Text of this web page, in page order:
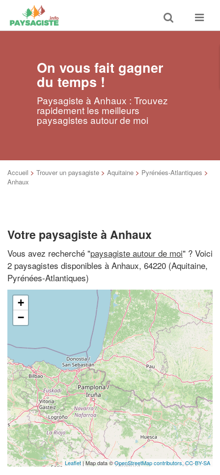
Toggle
search
Toggle
On vous fait gagner
du temps !
Paysagiste à Anhaux : Trouvez
rapidement les meilleurs
paysagistes autour de moi
Accueil > Trouver un paysagiste > Aquitaine > Pyrénées-Atlantiques >
Anhaux
Votre paysagiste à Anhaux
Vous avez recherché "paysagiste autour de moi" ? Voici
2 paysagistes disponibles à Anhaux, 64220 (Aquitaine,
Pyrénées-Atlantiques)
+
−
Leaflet | Map data ©OpenStreetMap contributors,CC-BY-SA